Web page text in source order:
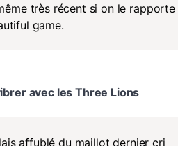
très récent si on le rapporte
game.
avec les Three Lions
affublé du maillot dernier cri